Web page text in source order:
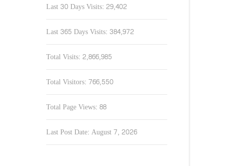
Last 30 Days Visits: 29,402
Last 365 Days Visits: 384,972
Total Visits: 2,866,985
Total Visitors: 766,550
Total Page Views: 88
Last Post Date: August 7, 2026